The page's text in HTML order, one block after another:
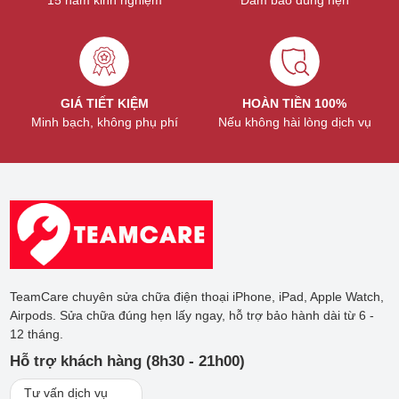
Thay pin là giải pháp kinh tế, tiết kiệm chi phí và thời gian
cho người dùng khi bút
Tại sao nên thay pin Apple Pencil 1 ở
trung tâm uy tín?
Việc thay pin Apple Pencil tại các trung tâm uy tín mang lại
nhiều lợi ích quan trọng cho người dùng. Trước hết, linh kiện
sử dụng thường là pin chính hãng, đảm bảo chất lượng và độ
bền cao, giúp Apple Pencil hoạt động ổn định và an toàn hơn
GIÁ TIẾT KIỆM
Minh bạch, không phụ phí
HOÀN TIỀN 100%
Nếu không hài lòng dịch vụ
TeamCare chuyên sửa chữa điện thoại iPhone, iPad, Apple Watch,
Airpods. Sửa chữa đúng hẹn lấy ngay, hỗ trợ bảo hành dài từ 6 -
12 tháng.
Hỗ trợ khách hàng (8h30 - 21h00)
Tư vấn dịch vụ